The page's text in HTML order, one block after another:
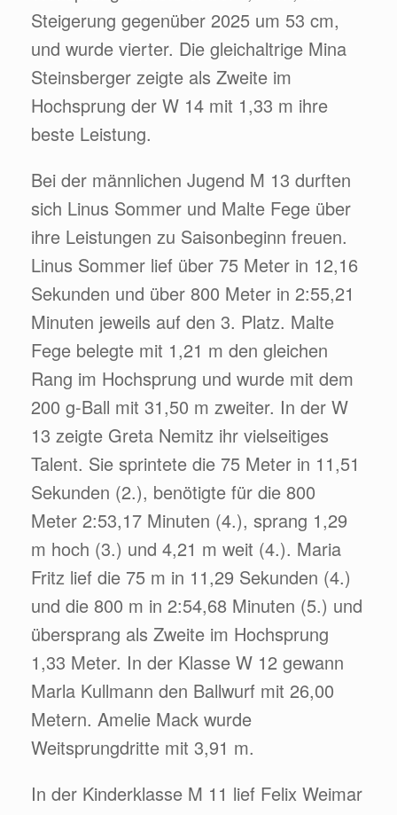
Steigerung gegenüber 2025 um 53 cm,
und wurde vierter. Die gleichaltrige Mina
Steinsberger zeigte als Zweite im
Hochsprung der W 14 mit 1,33 m ihre
beste Leistung.
Bei der männlichen Jugend M 13 durften
sich Linus Sommer und Malte Fege über
ihre Leistungen zu Saisonbeginn freuen.
Linus Sommer lief über 75 Meter in 12,16
Sekunden und über 800 Meter in 2:55,21
Minuten jeweils auf den 3. Platz. Malte
Fege belegte mit 1,21 m den gleichen
Rang im Hochsprung und wurde mit dem
200 g-Ball mit 31,50 m zweiter. In der W
13 zeigte Greta Nemitz ihr vielseitiges
Talent. Sie sprintete die 75 Meter in 11,51
Sekunden (2.), benötigte für die 800
Meter 2:53,17 Minuten (4.), sprang 1,29
m hoch (3.) und 4,21 m weit (4.). Maria
Fritz lief die 75 m in 11,29 Sekunden (4.)
und die 800 m in 2:54,68 Minuten (5.) und
übersprang als Zweite im Hochsprung
1,33 Meter. In der Klasse W 12 gewann
Marla Kullmann den Ballwurf mit 26,00
Metern. Amelie Mack wurde
Weitsprungdritte mit 3,91 m.
In der Kinderklasse M 11 lief Felix Weimar